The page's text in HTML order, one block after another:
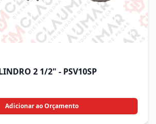
2 1/2" - PSV10SP
Adicionar ao Orçamento